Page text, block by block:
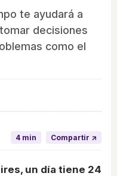
te ayudará a
decisiones
como el
4 min
Compartir ↗
un día tiene 24